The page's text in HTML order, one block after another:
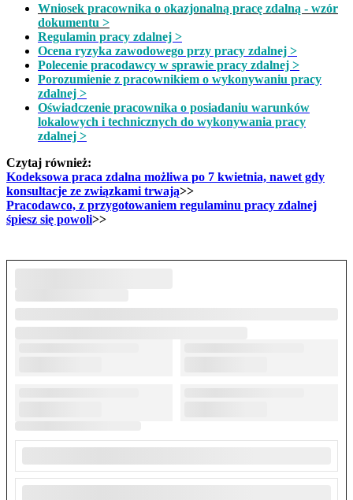
Wniosek pracownika o okazjonalną pracę zdalną - wzór
dokumentu >
Regulamin pracy zdalnej >
Ocena ryzyka zawodowego przy pracy zdalnej >
Polecenie pracodawcy w sprawie pracy zdalnej >
Porozumienie z pracownikiem o wykonywaniu pracy
zdalnej >
Oświadczenie pracownika o posiadaniu warunków
lokalowych i technicznych do wykonywania pracy
zdalnej >
Czytaj również:
Kodeksowa praca zdalna możliwa po 7 kwietnia, nawet gdy
konsultacje ze związkami trwają>>
Pracodawco, z przygotowaniem regulaminu pracy zdalnej
śpiesz się powoli>>